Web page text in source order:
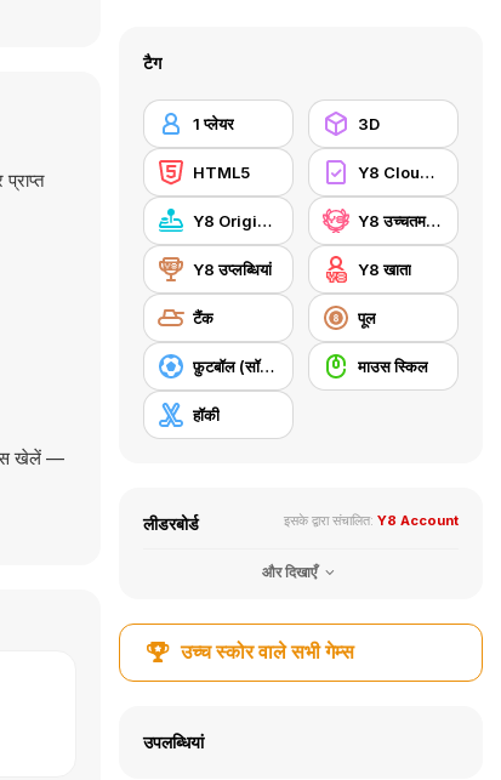
खेलें —
टैग
1 प्लेयर 3D
HTML5 Y8 Cloud Save
Y8 Originals Y8 उच्चतम स्कोर
Y8 उप्लब्धियां Y8 खाता
टैंक पूल
फ़ुटबॉल (सॉकर) माउस स्किल
हॉकी
लीडरबोर्ड इसके द्वारा संचालित: Y8 Account
और दिखाएँ
उच्च स्कोर वाले सभी गेम्स
उपलब्धियां